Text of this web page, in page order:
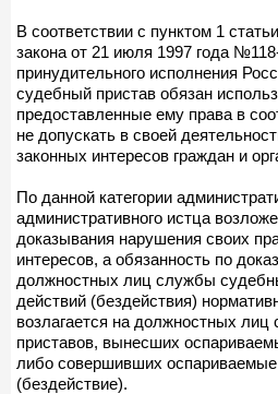
В соответствии с пунктом 1
закона от 21 июля 1997 года
принудительного исполнения
судебный пристав обязан
предоставленные ему права в
не допускать в своей
законных интересов граждан и
По данной категории
административного истца
доказывания нарушения своих
интересов, а обязанность по
должностных лиц службы
действий (бездействия)
возлагается на должностных
приставов, вынесших
либо совершивших оспариваемые
(бездействие).